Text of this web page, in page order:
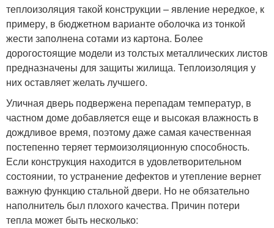
теплоизоляция такой конструкции – явление нередкое, к
примеру, в бюджетном варианте оболочка из тонкой
жести заполнена сотами из картона. Более
дорогостоящие модели из толстых металлических листов
предназначены для защиты жилища. Теплоизоляция у
них оставляет желать лучшего.
Уличная дверь подвержена перепадам температур, в
частном доме добавляется еще и высокая влажность в
дождливое время, поэтому даже самая качественная
постепенно теряет термоизоляционную способность.
Если конструкция находится в удовлетворительном
состоянии, то устранение дефектов и утепление вернет
важную функцию стальной двери. Но не обязательно
наполнитель был плохого качества. Причин потери
тепла может быть несколько: